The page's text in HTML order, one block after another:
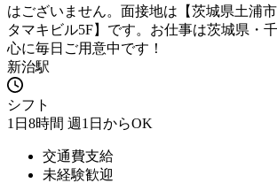
はございません。面接地は【茨城県土浦
タマキビル5F】です。お仕事は茨城県・
心に毎日ご用意中です！
新治駅
シフト
1日8時間 週1日からOK
交通費支給
未経験歓迎